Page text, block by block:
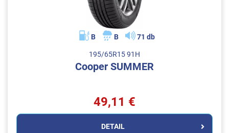
B B 71 db
195/65R15 91H
Cooper SUMMER
49,11 €
DETAIL